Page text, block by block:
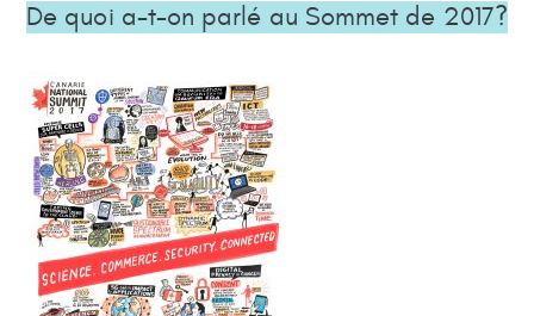
De quoi a-t-on parlé au Sommet de 2017?